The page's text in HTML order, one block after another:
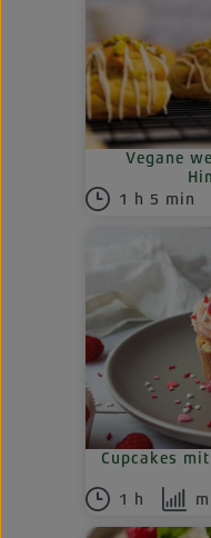
Vegane
1 h 5 min
Cupcakes
1 h